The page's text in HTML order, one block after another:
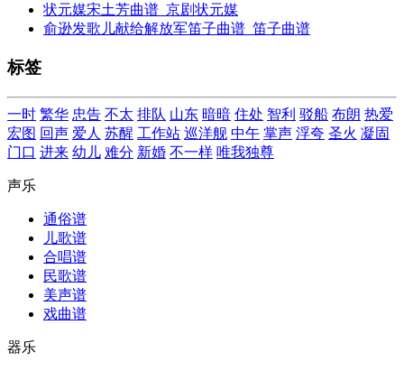
状元媒宋土芳曲谱_京剧状元媒
俞逊发歌儿献给解放军笛子曲谱_笛子曲谱
标签
一时 繁华 忠告 不太 排队 山东 暗暗 住处 智利 驳船 布朗 热爱
宏图 回声 爱人 苏醒 工作站 巡洋舰 中午 掌声 浮夸 圣火 凝固
门口 进来 幼儿 难分 新婚 不一样 唯我独尊
声乐
通俗谱
儿歌谱
合唱谱
民歌谱
美声谱
戏曲谱
器乐